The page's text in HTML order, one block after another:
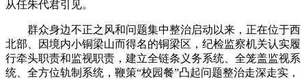
从任朱代君引见。
群众身边不正之风和问题集中整治启动以来，正在位于西
北部、因境内小铜梁山而得名的铜梁区，纪检监察机关认实履
行牵头职责和监视职责，建立全链条义务系统、全笼盖监视系
统、全方位轨制系统，鞭策“校园餐”凸起问题整治走深走实，